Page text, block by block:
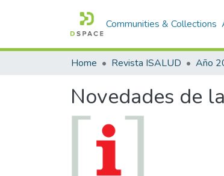
Communities & Collections
Home Revista ISALUD Año
Novedades de